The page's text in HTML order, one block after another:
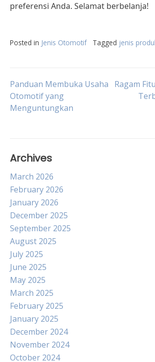
preferensi Anda. Selamat berbelanja!
Posted in Jenis Otomotif Tagged jenis
Post
navigation
Panduan Membuka Usaha
Otomotif yang
Menguntungkan
Ragam
Archives
March 2026
February 2026
January 2026
December 2025
September 2025
August 2025
July 2025
June 2025
May 2025
March 2025
February 2025
January 2025
December 2024
November 2024
October 2024